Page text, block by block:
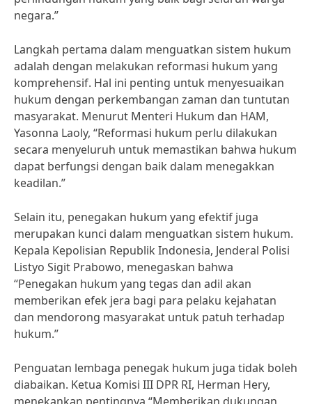
negara.”
Langkah pertama dalam menguatkan sistem hukum
adalah dengan melakukan reformasi hukum yang
komprehensif. Hal ini penting untuk menyesuaikan
hukum dengan perkembangan zaman dan tuntutan
masyarakat. Menurut Menteri Hukum dan HAM,
Yasonna Laoly, “Reformasi hukum perlu dilakukan
secara menyeluruh untuk memastikan bahwa hukum
dapat berfungsi dengan baik dalam menegakkan
keadilan.”
Selain itu, penegakan hukum yang efektif juga
merupakan kunci dalam menguatkan sistem hukum.
Kepala Kepolisian Republik Indonesia, Jenderal Polisi
Listyo Sigit Prabowo, menegaskan bahwa
“Penegakan hukum yang tegas dan adil akan
memberikan efek jera bagi para pelaku kejahatan
dan mendorong masyarakat untuk patuh terhadap
hukum.”
Penguatan lembaga penegak hukum juga tidak boleh
diabaikan. Ketua Komisi III DPR RI, Herman Hery,